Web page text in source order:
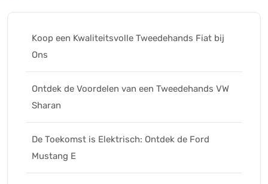
Koop een Kwaliteitsvolle Tweedehands Fiat bij
Ons
Ontdek de Voordelen van een Tweedehands VW
Sharan
De Toekomst is Elektrisch: Ontdek de Ford
Mustang E